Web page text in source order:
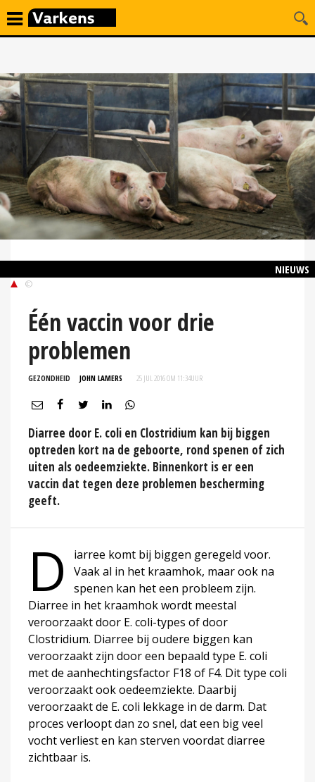
NIEUWS
©
Één vaccin voor drie
problemen
GEZONDHEID JOHN LAMERS 25 JUL 2016 OM 11:34UUR
Diarree door E. coli en Clostridium kan bij biggen
optreden kort na de geboorte, rond spenen of zich
uiten als oedeemziekte. Binnenkort is er een
vaccin dat tegen deze problemen bescherming
geeft.
D
iarree komt bij biggen geregeld voor.
Vaak al in het kraamhok, maar ook na
spenen kan het een probleem zijn.
Diarree in het kraamhok wordt meestal
veroorzaakt door E. coli-types of door
Clostridium. Diarree bij oudere biggen kan
veroorzaakt zijn door een bepaald type E. coli
met de aanhechtingsfactor F18 of F4. Dit type coli
veroorzaakt ook oedeemziekte. Daarbij
veroorzaakt de E. coli lekkage in de darm. Dat
proces verloopt dan zo snel, dat een big veel
vocht verliest en kan sterven voordat diarree
zichtbaar is.